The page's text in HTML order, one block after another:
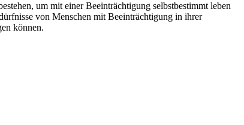
um mit einer Beeinträchtigung selbstbestimmt leben
von Menschen mit Beeinträchtigung in ihrer
können.